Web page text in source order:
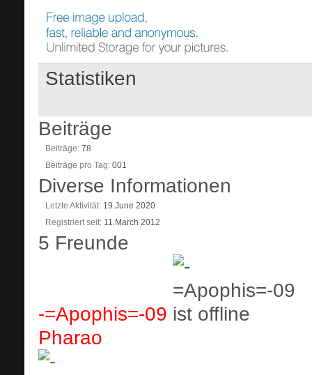
Statistiken
Beiträge
Beiträge 78
Beiträge pro Tag 001
Diverse Informationen
Letzte Aktivität 19.June 2020
Registriert seit 11.March 2012
5 Freunde
-=Apophis=-09
Pharao